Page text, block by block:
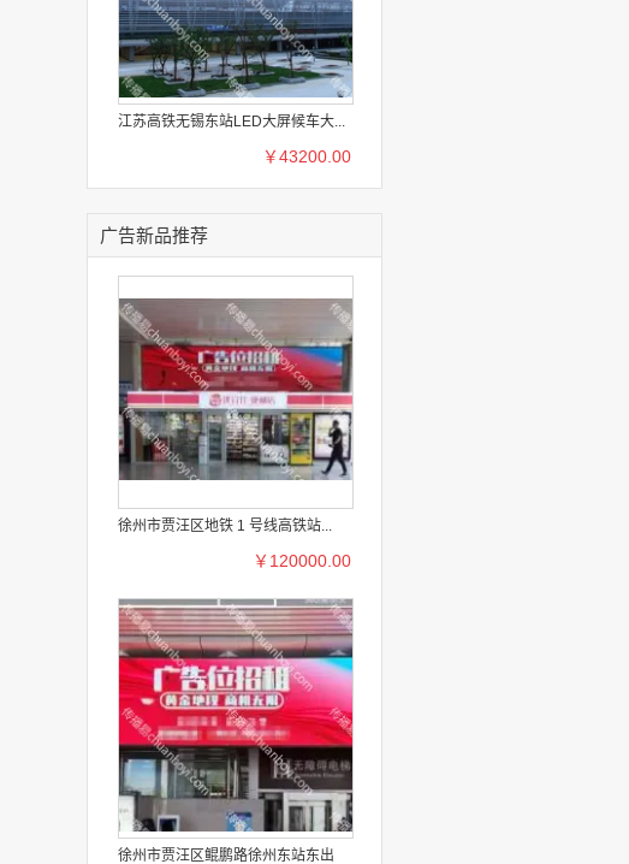
江苏高铁无锡东站LED大屏候车大...
￥43200.00
广告新品推荐
徐州市贾汪区地铁 1 号线高铁站...
￥120000.00
徐州市贾汪区鲲鹏路徐州东站东出